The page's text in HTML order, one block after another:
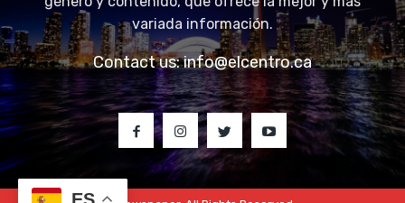
variada información.
Contact us:info@elcentro.ca
© 2023 El Centro Newspaper. All Rights Reserved.